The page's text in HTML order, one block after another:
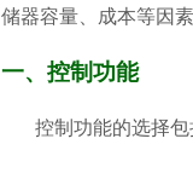
储器容量、成本等因
一、控制功能
控制功能的选择